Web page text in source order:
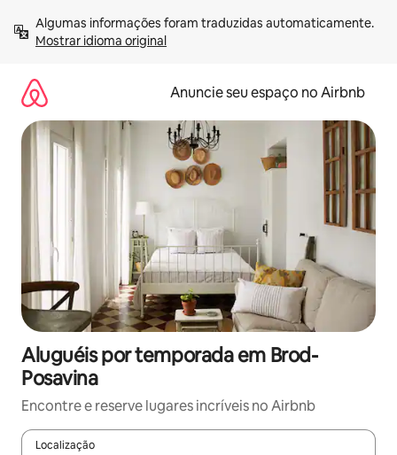
para
Mostrar idioma original
Anuncie seu espaço no Airbnb
Aluguéis por temporada em Brod-
Posavina
Encontre e reserve lugares incríveis no Airbnb
Localização